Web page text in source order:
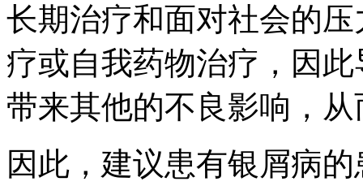
长期治疗和面对社会的
疗或自我药物治疗，因
带来其他的不良影响，
因此，建议患有银屑病